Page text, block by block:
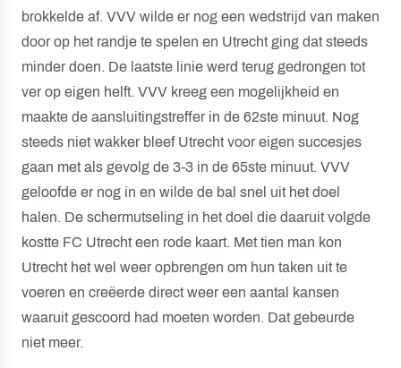
brokkelde af. VVV wilde er nog een wedstrijd van maken
door op het randje te spelen en Utrecht ging dat steeds
minder doen. De laatste linie werd terug gedrongen tot
ver op eigen helft. VVV kreeg een mogelijkheid en
maakte de aansluitingstreffer in de 62ste minuut. Nog
steeds niet wakker bleef Utrecht voor eigen succesjes
gaan met als gevolg de 3-3 in de 65ste minuut. VVV
geloofde er nog in en wilde de bal snel uit het doel
halen. De schermutseling in het doel die daaruit volgde
kostte FC Utrecht een rode kaart. Met tien man kon
Utrecht het wel weer opbrengen om hun taken uit te
voeren en creëerde direct weer een aantal kansen
waaruit gescoord had moeten worden. Dat gebeurde
niet meer.